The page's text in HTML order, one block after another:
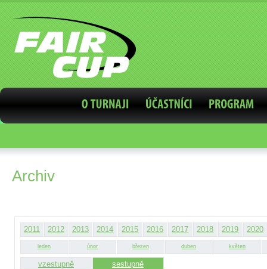
Archiv
2011 2012 2013 2014 2015 2016 2017 2018 2019 2020
leden únor březen duben květen
vzestupně
sestupně